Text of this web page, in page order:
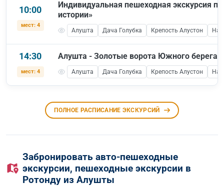
10:00
мест: 4
Индивидуальная пешеходная экскурсия
истории»
Алушта Дача Голубка Крепость Алустон
14:30
мест: 4
Алушта - Золотые ворота Южного берега
Алушта Дача Голубка Крепость Алустон
ПОЛНОЕ РАСПИСАНИЕ ЭКСКУРСИЙ
Забронировать авто-пешеходные
экскурсии, пешеходные экскурcии в
Ротонду из Алушты